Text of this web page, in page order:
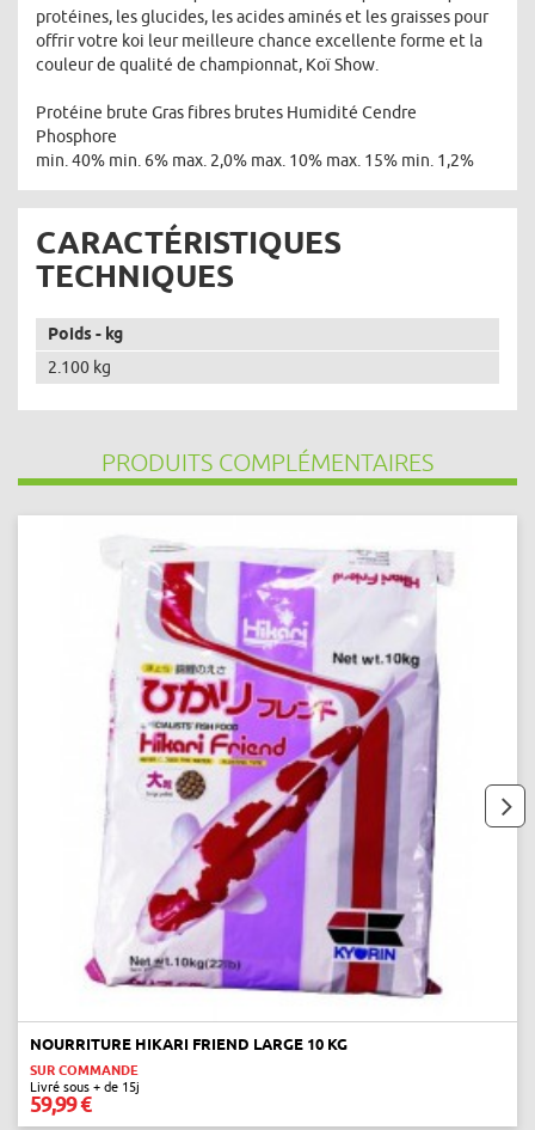
protéines, les glucides, les acides aminés et les graisses pour
offrir votre koi leur meilleure chance excellente forme et la
couleur de qualité de championnat, Koï Show.
Protéine brute Gras fibres brutes Humidité Cendre
Phosphore
min. 40% min. 6% max. 2,0% max. 10% max. 15% min. 1,2%
CARACTÉRISTIQUES
TECHNIQUES
Poids - kg
2.100 kg
PRODUITS COMPLÉMENTAIRES
NOURRITURE HIKARI FRIEND LARGE 10 KG
SUR COMMANDE
Livré sous + de 15j
59,99 €